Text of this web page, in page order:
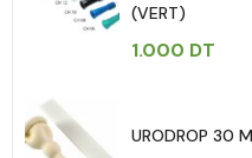
(VERT)
1.000 DT
URODROP 30